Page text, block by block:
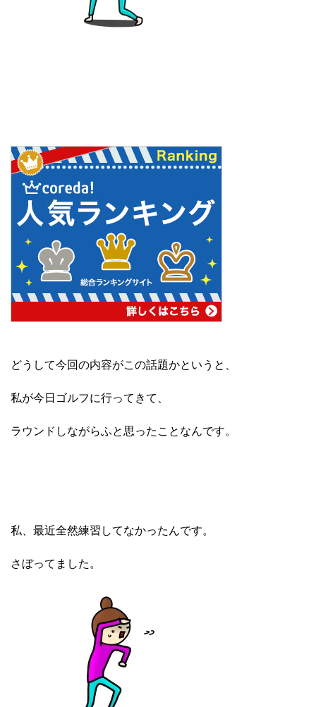
どうして今回の内容がこの話題かというと、
私が今日ゴルフに行ってきて、
ラウンドしながらふと思ったことなんです。
私、最近全然練習してなかったんです。
さぼってました。